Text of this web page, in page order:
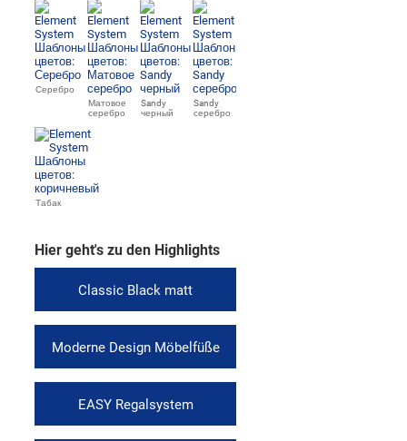
Серебро
Матовое
серебро
Sandy
черный
Sandy
серебро
Табак
Hier geht's zu den Highlights
Classic Black matt
Moderne Design Möbelfüße
EASY Regalsystem